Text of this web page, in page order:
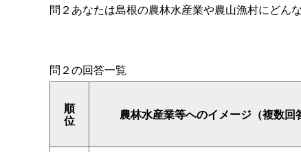
問２あなたは島根の農林水産業や農山漁村にどん
順
位 農林水産業等へのイメージ（複数回
問２の回答一覧